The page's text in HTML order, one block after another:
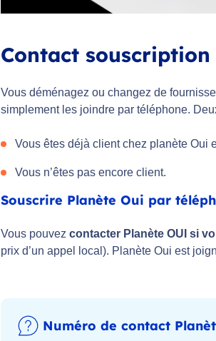
Contact
Vous déménagez ou changez de
simplement les joindre par téléphone.
Vous êtes déjà client chez planète Oui
Vous n’êtes pas encore client.
Souscrire Planète Oui par
Vous pouvez contacter Planète OUI si
prix d’un appel local). Planète Oui est
Numéro de contact